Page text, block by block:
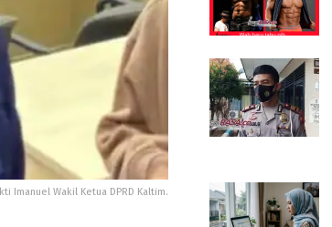
Imanuel Wakil Ketua DPRD Kaltim.